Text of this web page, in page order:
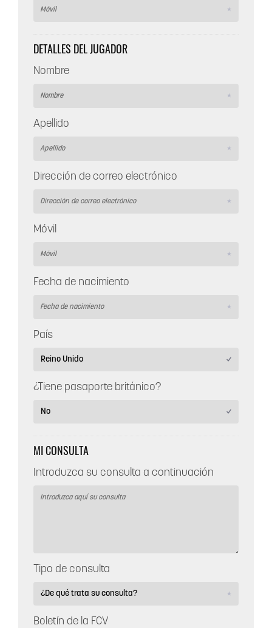
DETALLES DEL JUGADOR
Nombre
Apellido
Dirección de correo electrónico
Móvil
Fecha de nacimiento
País
¿Tiene pasaporte británico?
MI CONSULTA
Introduzca su consulta a continuación
Tipo de consulta
Boletín de la FCV